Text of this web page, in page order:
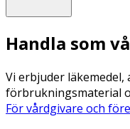
Handla som
Vi erbjuder läkemedel,
förbrukningsmaterial
För vårdgivare och